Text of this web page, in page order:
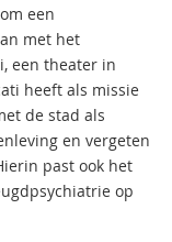
een
met het
een theater in
heeft als missie
de stad als
en vergeten
past ook het
op